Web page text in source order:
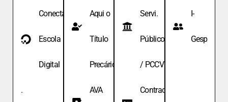
Conecta
Escola
Digital
.
Aqui o
Título
Precário
AVA
Servi.
Públicos
/ PCCV
Contracheque
I-
Gesp